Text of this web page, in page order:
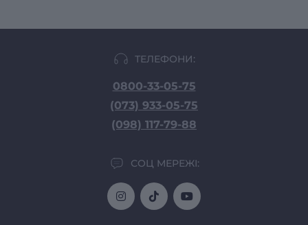
ТЕЛЕФОНИ:
0800-33-05-75
(073) 933-05-75
(098) 117-79-88
СОЦ МЕРЕЖІ: